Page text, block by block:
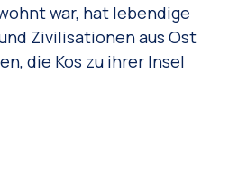
war, hat lebendige
Zivilisationen aus Ost
die Kos zu ihrer Insel